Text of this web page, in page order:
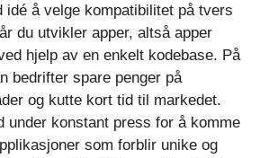
å velge kompatibilitet på tvers
du utvikler apper, altså apper
hjelp av en enkelt kodebase. På
bedrifter spare penger på
og kutte kort tid til markedet.
under konstant press for å komme
som forblir unike og